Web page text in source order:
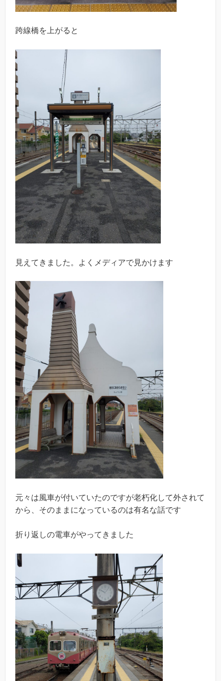
跨線橋を上がると
見えてきました。よくメディアで見かけます
元々は風車が付いていたのですが老朽化して外されて
から、そのままになっているのは有名な話です
折り返しの電車がやってきました